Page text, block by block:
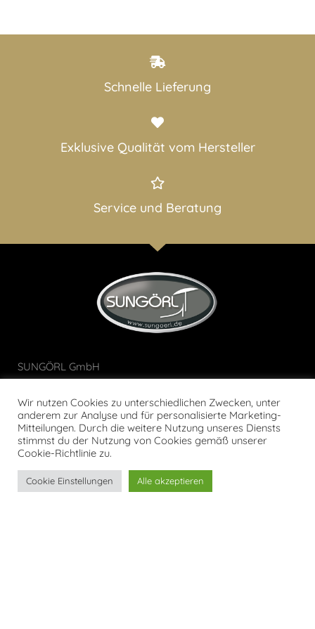
Schnelle Lieferung
Exklusive Qualität vom Hersteller​
Service und Beratung
SUNGÖRL GmbH
Telefon: +49 (0) 92 74 – 9 46 33
Telefax: +49 (0) 92 74 – 9 46 34
E-Mail: info(at)sungoerl.de
Unsere Öffnungszeiten
Wir nutzen Cookies zu unterschiedlichen Zwecken, unter
anderem zur Analyse und für personalisierte Marketing-
Mitteilungen. Durch die weitere Nutzung unseres Diensts
stimmst du der Nutzung von Cookies gemäß unserer
Cookie-Richtlinie zu.
Cookie Einstellungen Alle akzeptieren